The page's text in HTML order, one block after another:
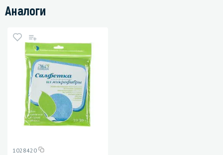
Аналоги
1028420